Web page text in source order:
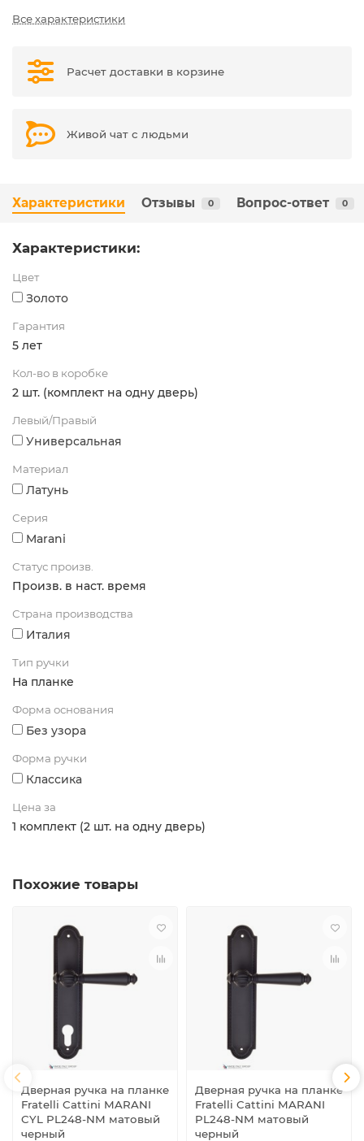
Все характеристики
Расчет доставки в корзине
Живой чат с людьми
Характеристики Отзывы 0 Вопрос-ответ 0
Характеристики:
Цвет
Золото
Гарантия
5 лет
Кол-во в коробке
2 шт. (комплект на одну дверь)
Левый/Правый
Универсальная
Материал
Латунь
Серия
Marani
Статус произв.
Произв. в наст. время
Страна производства
Италия
Тип ручки
На планке
Форма основания
Без узора
Форма ручки
Классика
Цена за
1 комплект (2 шт. на одну дверь)
Похожие товары
Дверная ручка на планке
Fratelli Cattini MARANI
CYL PL248-NM матовый
черный
Дверная ручка на планке
Fratelli Cattini MARANI
PL248-NM матовый
черный